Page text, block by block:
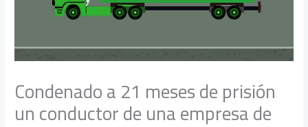
Condenado a 21 meses de prisión
un conductor de una empresa de